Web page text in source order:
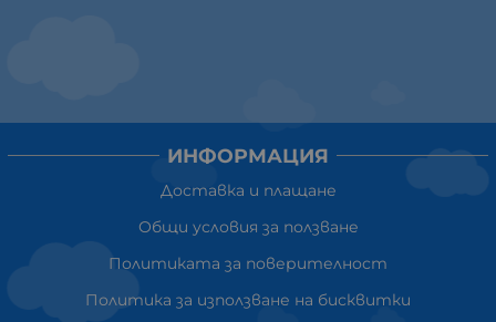
ИНФОРМАЦИЯ
Доставка и плащане
Общи условия за ползване
Политиката за поверителност
Политика за използване на бисквитки